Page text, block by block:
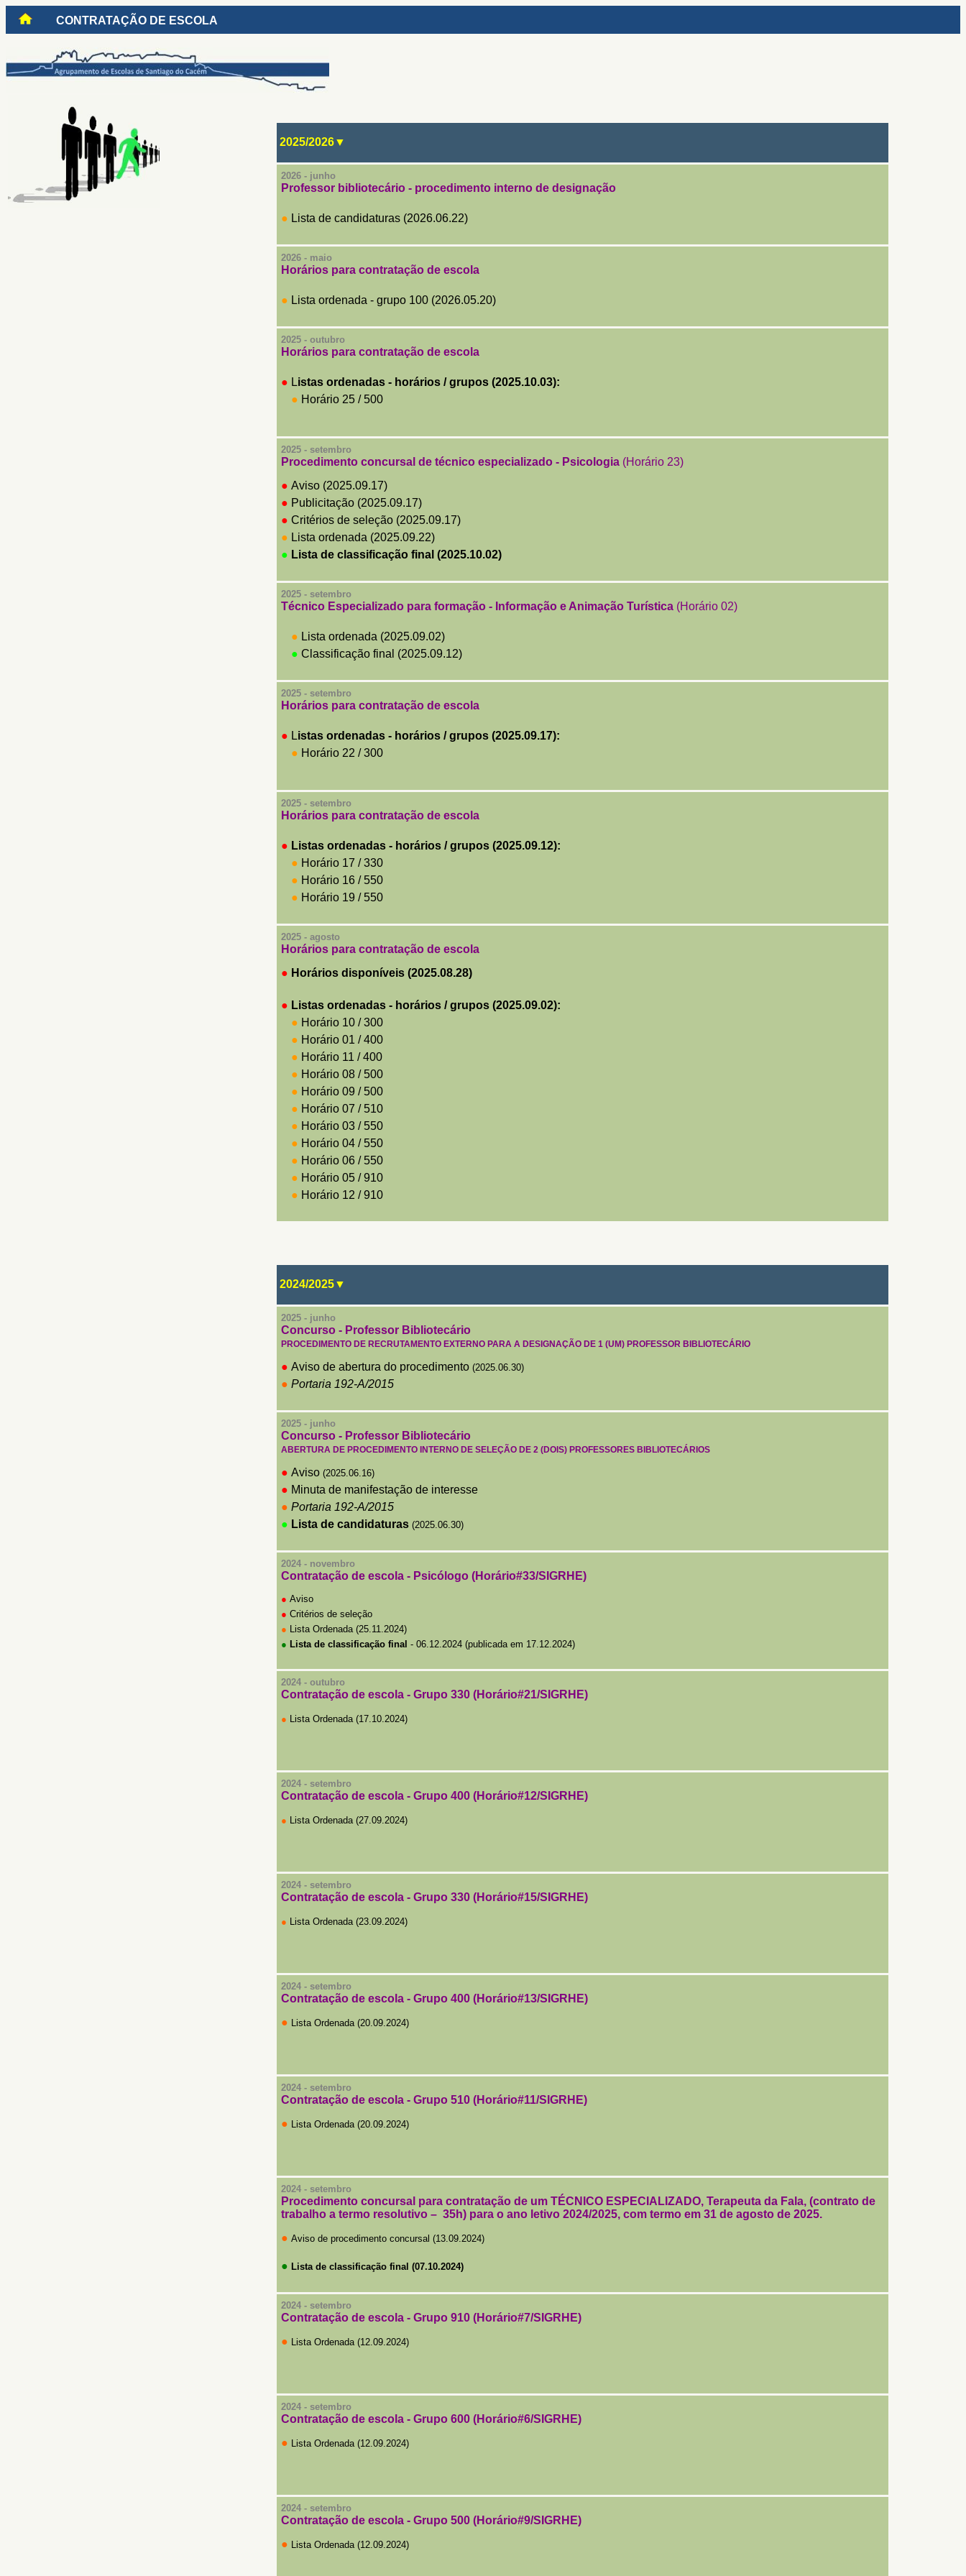
CONTRATAÇÃO DE ESCOLA
2025/2026▼
2026 - junho
Professor bibliotecário - procedimento interno de designação
● Lista de candidaturas (2026.06.22)
2026 - maio
Horários para contratação de escola
● Lista ordenada - grupo 100 (2026.05.20)
2025 - outubro
Horários para contratação de escola
● Listas ordenadas- horários / grupos (2025.10.03):
● Horário 25 / 500
2025 - setembro
Procedimento concursal de técnico especializado - Psicologia (Horário 23)
● Aviso(2025.09.17)
● Publicitação (2025.09.17)
● Critérios de seleção(2025.09.17)
● Lista ordenada (2025.09.22)
● Lista de classificação final (2025.10.02)
2025 - setembro
Técnico Especializado para formação - Informação e Animação Turística (Horário 02)
● Lista ordenada (2025.09.02)
● Classificação final (2025.09.12)
2025 - setembro
Horários para contratação de escola
● Listas ordenadas- horários / grupos (2025.09.17):
● Horário 22 / 300
2025 - setembro
Horários para contratação de escola
● Listas ordenadas- horários / grupos (2025.09.12):
● Horário 17 / 330
● Horário 16 / 550
● Horário 19 / 550
2025 - agosto
Horários para contratação de escola
● Horários disponíveis (2025.08.28)
● Listas ordenadas- horários / grupos (2025.09.02):
● Horário 10/ 300
● Horário 01 / 400
● Horário 11 / 400
● Horário 08/ 500
● Horário 09/ 500
● Horário 07 / 510
● Horário 03/ 550
● Horário 04/ 550
● Horário 06/ 550
● Horário 05/ 910
● Horário 12 / 910
2024/2025▼
2025 - junho
Concurso - Professor Bibliotecário
PROCEDIMENTO DE RECRUTAMENTO EXTERNO PARA A DESIGNAÇÃO DE 1 (UM) PROFESSOR BIBLIOTECÁRIO
● Aviso de abertura do procedimento (2025.06.30)
● Portaria 192-A/2015
2025 - junho
Concurso - Professor Bibliotecário
ABERTURA DE PROCEDIMENTO INTERNO DE SELEÇÃO DE 2 (DOIS) PROFESSORES BIBLIOTECÁRIOS
● Aviso (2025.06.16)
● Minuta de manifestação de interesse
● Portaria 192-A/2015
● Lista de candidaturas(2025.06.30)
2024 - novembro
Contratação de escola - Psicólogo (Horário#33/SIGRHE)
● Aviso
● Critérios de seleção
● Lista Ordenada (25.11.2024)
● Lista de classificação final - 06.12.2024 (publicada em 17.12.2024)
2024 - outubro
Contratação de escola - Grupo 330 (Horário#21/SIGRHE)
● Lista Ordenada (17.10.2024)
2024 - setembro
Contratação de escola - Grupo 400 (Horário#12/SIGRHE)
● Lista Ordenada (27.09.2024)
2024 - setembro
Contratação de escola - Grupo 330 (Horário#15/SIGRHE)
● Lista Ordenada (23.09.2024)
2024 - setembro
Contratação de escola - Grupo 400 (Horário#13/SIGRHE)
● Lista Ordenada (20.09.2024)
2024 - setembro
Contratação de escola - Grupo 510 (Horário#11/SIGRHE)
● Lista Ordenada (20.09.2024)
2024 - setembro
Procedimento concursal para contratação de um TÉCNICO ESPECIALIZADO, Terapeuta da Fala, (contrato de
trabalho a termo resolutivo – 35h) para o ano letivo 2024/2025, com termo em 31 de agosto de 2025.
● Aviso de procedimento concursal (13.09.2024)
● Lista de classificação final (07.10.2024)
2024 - setembro
Contratação de escola - Grupo 910 (Horário#7/SIGRHE)
● Lista Ordenada (12.09.2024)
2024 - setembro
Contratação de escola - Grupo 600 (Horário#6/SIGRHE)
● Lista Ordenada (12.09.2024)
2024 - setembro
Contratação de escola - Grupo 500 (Horário#9/SIGRHE)
● Lista Ordenada (12.09.2024)